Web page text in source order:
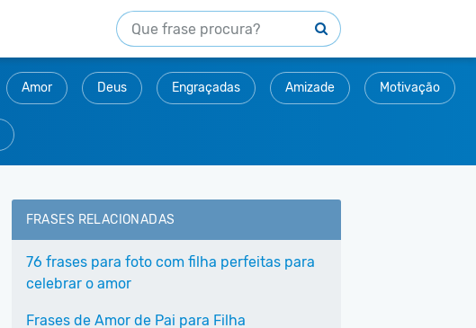
Amor Deus Engraçadas Amizade Motivação
FRASES RELACIONADAS
76 frases para foto com filha perfeitas para
celebrar o amor
Frases de Amor de Pai para Filha